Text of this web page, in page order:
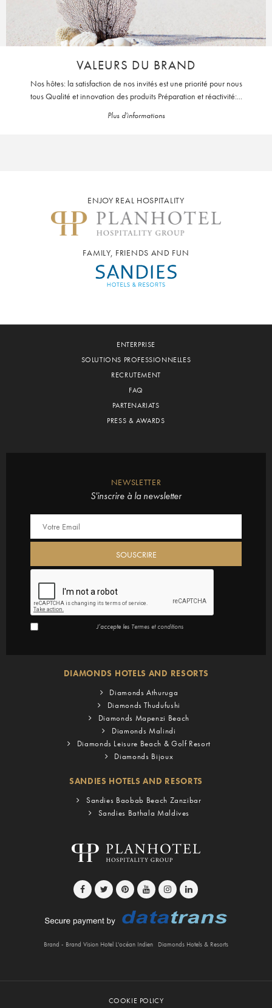
VALEURS DU BRAND
Nos hôtes: la satisfaction de nos invités est une priorité pour nous
tous Qualité et innovation des produits Préparation et réactivité:...
Plus d'informations
ENJOY REAL HOSPITALITY
FAMILY, FRIENDS AND FUN
ENTERPRISE
SOLUTIONS PROFESSIONNELLES
RECRUTEMENT
FAQ
PARTENARIATS
PRESS & AWARDS
NEWSLETTER
S'inscrire à la newsletter
J’accepte les Termes et conditions
DIAMONDS HOTELS AND RESORTS
Diamonds Athuruga
Diamonds Thudufushi
Diamonds Mapenzi Beach
Diamonds Malindi
Diamonds Leisure Beach & Golf Resort
Diamonds Bijoux
SANDIES HOTELS AND RESORTS
Sandies Baobab Beach Zanzibar
Sandies Bathala Maldives
Brand - Brand Vision Hotel L'océan Indien Diamonds Hotels & Resorts
COOKIE POLICY